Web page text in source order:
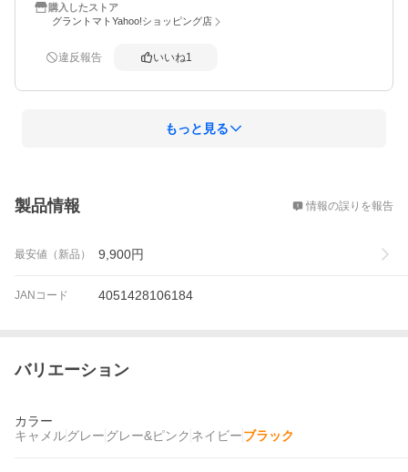
購入したストア
グラントマトYahoo!ショッピング店
違反報告 いいね1
もっと見る
製品情報 情報の誤りを報告
最安値（新品） 9,900円
JANコード 4051428106184
バリエーション
カラー
キャメルグレーグレー&ピンク ネイビーブラック